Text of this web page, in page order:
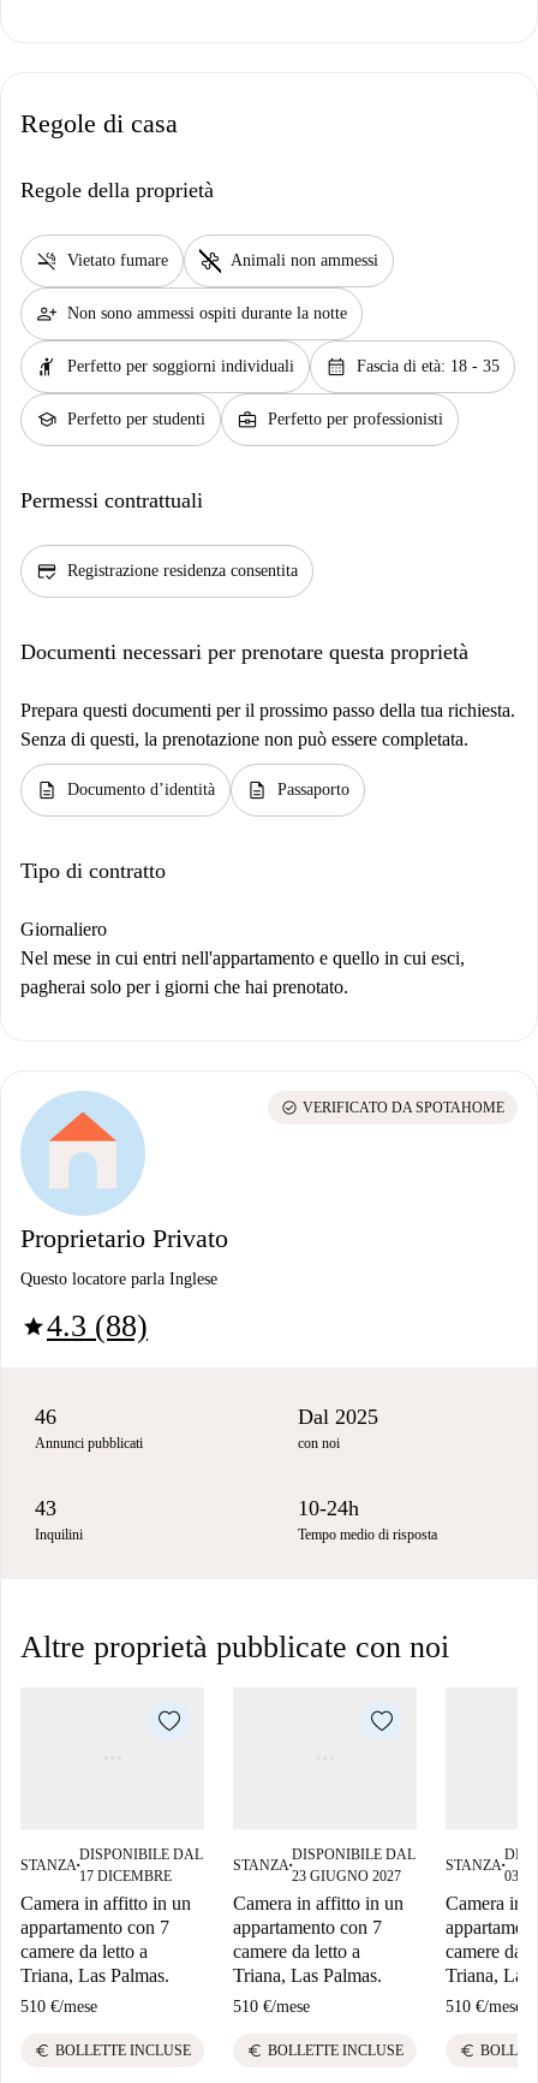
Regole di casa
Regole della proprietà
smoke_free Vietato fumare pet_supplies Animali non ammessi
person_add Non sono ammessi ospiti durante la notte
hail Perfetto per soggiorni individuali calendar_month Fascia di età: 18 - 35
school Perfetto per studenti business_center Perfetto per professionisti
Permessi contrattuali
credit_score Registrazione residenza consentita
Documenti necessari per prenotare questa proprietà
Prepara questi documenti per il prossimo passo della tua richiesta.
Senza di questi, la prenotazione non può essere completata.
description Documento d’identità description Passaporto
Tipo di contratto
Giornaliero
Nel mese in cui entri nell'appartamento e quello in cui esci,
pagherai solo per i giorni che hai prenotato.
Proprietario Privato
Questo locatore parla Inglese
star4.3 (88)
check_circle VERIFICATO DA SPOTAHOME
46
Annunci pubblicati
Dal 2025
con noi
43
Inquilini
10-24h
Tempo medio di risposta
Altre proprietà pubblicate con noi
STANZA■
DISPONIBILE DAL
17 DICEMBRE
Camera in affitto in un
appartamento con 7
camere da letto a
Triana, Las Palmas.
510 €/mese
euro BOLLETTE INCLUSE
STANZA■
DISPONIBILE DAL
23 GIUGNO 2027
Camera in affitto in un
appartamento con 7
camere da letto a
Triana, Las Palmas.
510 €/mese
euro BOLLETTE INCLUSE
STANZA■
03
Camera in
camere da
Triana, Las
510 €/mese
euro